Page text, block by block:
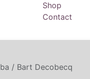
Shop
Contact
/ Bart Decobecq